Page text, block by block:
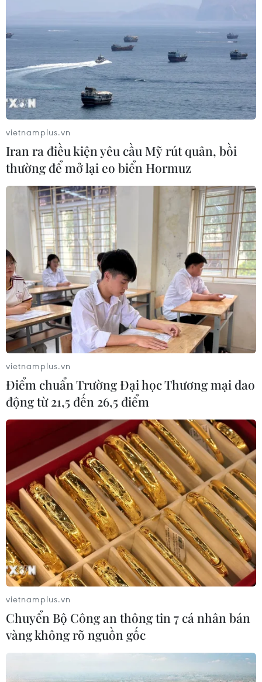
TIN CÙNG CHUYÊN MỤC
Quảng Trị: Mưa lớn gây ngập cục bộ,
vietnamplus.vn
Iran ra điều kiện yêu cầu Mỹ rút quân, bồi
thường để mở lại eo biển Hormuz
vietnamplus.vn
Điểm chuẩn Trường Đại học Thương mại dao
động từ 21,5 đến 26,5 điểm
vietnamplus.vn
Chuyển Bộ Công an thông tin 7 cá nhân bán
vàng không rõ nguồn gốc